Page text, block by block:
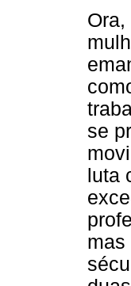
se
luta
mas